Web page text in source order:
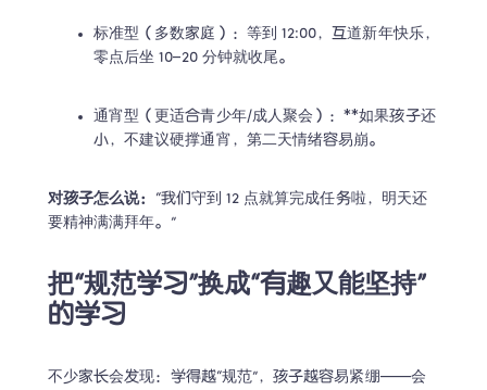
标准型（多数家庭）：等到 12:00，互道新年快乐，
零点后坐 10–20 分钟就收尾。
通宵型（更适合青少年/成人聚会）：**如果孩子还
小，不建议硬撑通宵，第二天情绪容易崩。
对孩子怎么说： “我们守到 12 点就算完成任务啦，明天还
要精神满满拜年。”
把“规范学习”换成“有趣又能坚持”
的学习
不少家长会发现：学得越“规范”，孩子越容易紧绷——会